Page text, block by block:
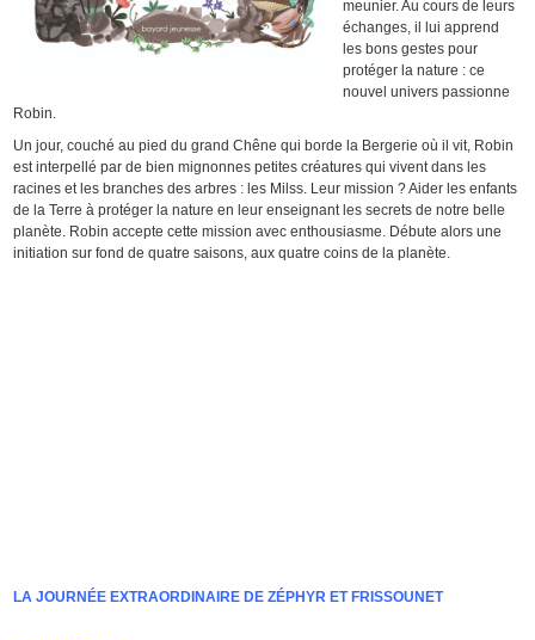
meunier. Au cours de leurs
échanges, il lui apprend
les bons gestes pour
protéger la nature : ce
nouvel univers passionne
Robin.
Un jour, couché au pied du grand Chêne qui borde la Bergerie où il vit, Robin
est interpellé par de bien mignonnes petites créatures qui vivent dans les
racines et les branches des arbres : les Milss. Leur mission ? Aider les enfants
de la Terre à protéger la nature en leur enseignant les secrets de notre belle
planète. Robin accepte cette mission avec enthousiasme. Débute alors une
initiation sur fond de quatre saisons, aux quatre coins de la planète.
LA JOURNÉE EXTRAORDINAIRE DE ZÉPHYR ET FRISSOUNET